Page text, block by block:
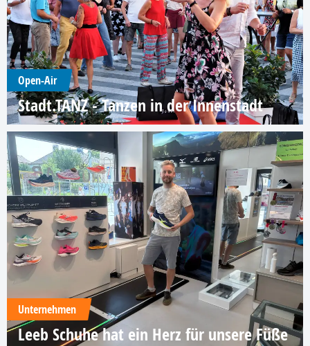
Open-Air
Stadt.TANZ - Tanzen in der Innenstadt
Unternehmen
Leeb Schuhe hat ein Herz für unsere Füße